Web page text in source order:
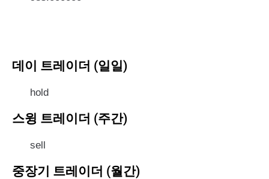
데이 트레이더 (일일)
hold
스윙 트레이더 (주간)
sell
중장기 트레이더 (월간)